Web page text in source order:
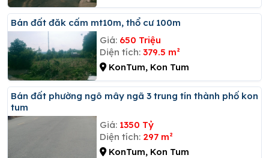
Bán đất đăk cấm mt10m, thổ cư 100m
Giá: 650 Triệu
Diện tích: 379.5 m²
KonTum, Kon Tum
Bán đất phường ngô mây ngã 3 trung tín thành phố kon
tum
Giá: 1350 Tỷ
Diện tích: 297 m²
KonTum, Kon Tum